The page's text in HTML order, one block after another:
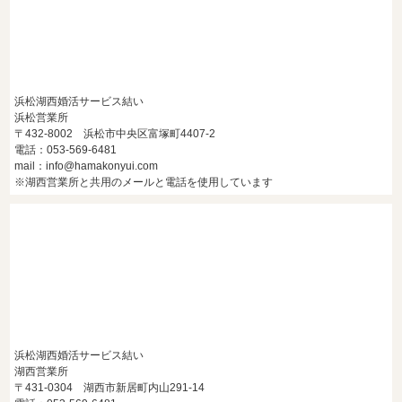
浜松湖西婚活サービス結い
浜松営業所
〒432-8002 浜松市中央区富塚町4407-2
電話：053-569-6481
mail：info@hamakonyui.com
※湖西営業所と共用のメールと電話を使用しています
浜松湖西婚活サービス結い
湖西営業所
〒431-0304 湖西市新居町内山291-14